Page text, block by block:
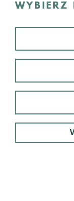
WYBIERZ